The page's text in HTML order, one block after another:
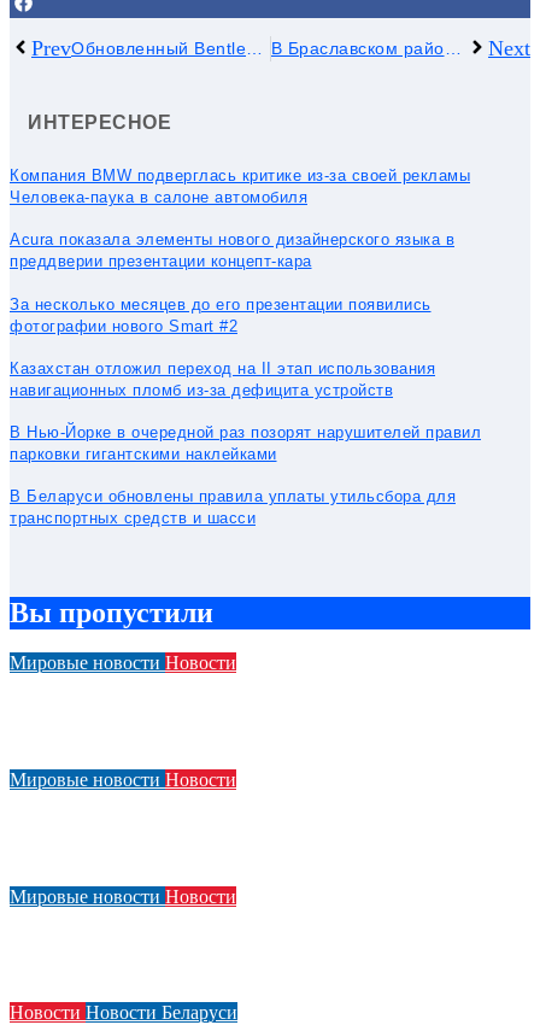
Prev Обновленный Bentley Flying Spur продолжает традиции Continental GT В Браславском районе водитель легковушки столкнулась с попутным мотоциклом Next
ИНТЕРЕСНОЕ
Компания BMW подверглась критике из-за своей рекламы
Человека-паука в салоне автомобиля
Acura показала элементы нового дизайнерского языка в
преддверии презентации концепт-кара
За несколько месяцев до его презентации появились
фотографии нового Smart #2
Казахстан отложил переход на II этап использования
навигационных пломб из-за дефицита устройств
В Нью-Йорке в очередной раз позорят нарушителей правил
парковки гигантскими наклейками
В Беларуси обновлены правила уплаты утильсбора для
транспортных средств и шасси
Вы пропустили
Мировые новости Новости
Мировые новости Новости
Мировые новости Новости
Новости Новости Беларуси